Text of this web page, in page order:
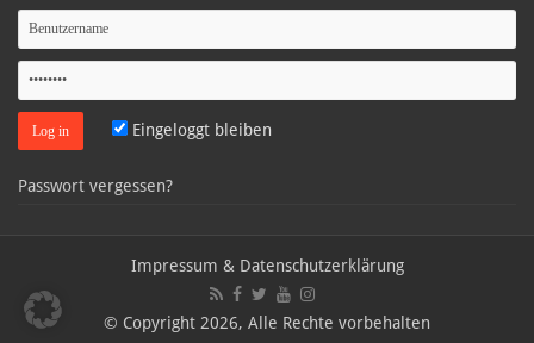
Eingeloggt bleiben
Passwort vergessen?
Impressum & Datenschutzerklärung
© Copyright 2026, Alle Rechte vorbehalten